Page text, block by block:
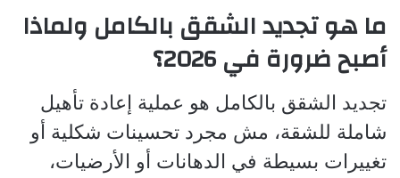
ما هو تجديد الشقق بالكامل ولماذا
أصبح ضرورة في 2026؟
تجديد الشقق بالكامل هو عملية إعادة تأهيل
شاملة للشقة، مش مجرد تحسينات شكلية أو
تغييرات بسيطة في الدهانات أو الأرضيات،